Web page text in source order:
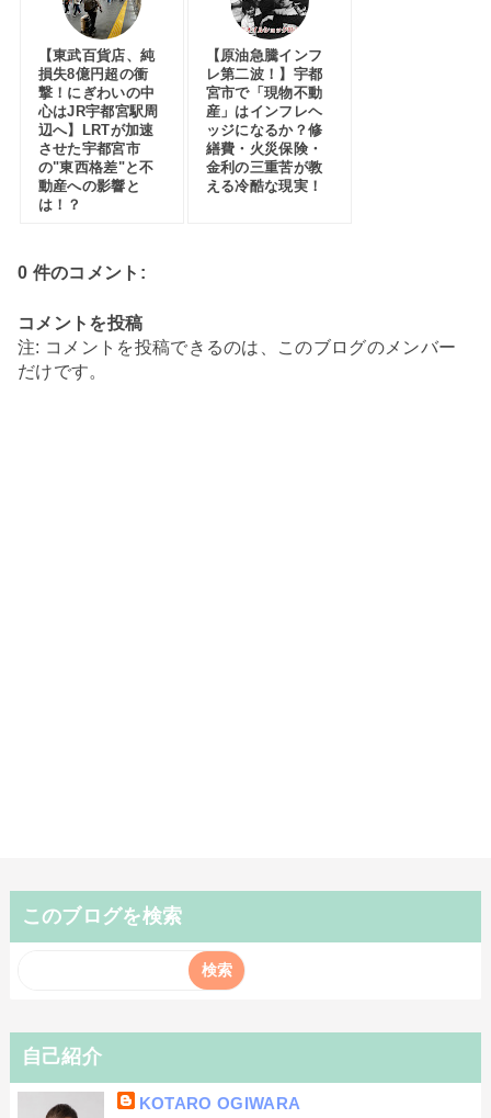
【東武百貨店、純
損失8億円超の衝
撃！にぎわいの中
心はJR宇都宮駅周
辺へ】LRTが加速
させた宇都宮市
の"東西格差"と不
動産への影響と
は！？
【原油急騰インフ
レ第二波！】宇都
宮市で「現物不動
産」はインフレヘ
ッジになるか？修
繕費・火災保険・
金利の三重苦が教
える冷酷な現実！
0 件のコメント:
コメントを投稿
注: コメントを投稿できるのは、このブログのメンバー
だけです。
このブログを検索
自己紹介
KOTARO OGIWARA